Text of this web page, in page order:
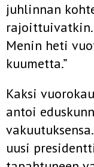
juhlinnan
Menin heti
kuumetta.”
Kaksi
antoi
uusi